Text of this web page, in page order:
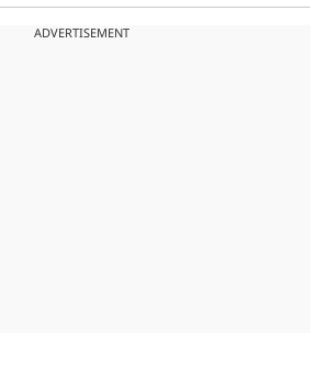
ADVERTISEMENT